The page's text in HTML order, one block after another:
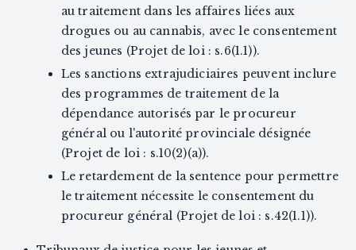
au traitement dans les affaires liées aux
drogues ou au cannabis, avec le consentement
des jeunes (Projet de loi : s.6(1.1)).
Les sanctions extrajudiciaires peuvent inclure
des programmes de traitement de la
dépendance autorisés par le procureur
général ou l'autorité provinciale désignée
(Projet de loi : s.10(2)(a)).
Le retardement de la sentence pour permettre
le traitement nécessite le consentement du
procureur général (Projet de loi : s.42(1.1)).